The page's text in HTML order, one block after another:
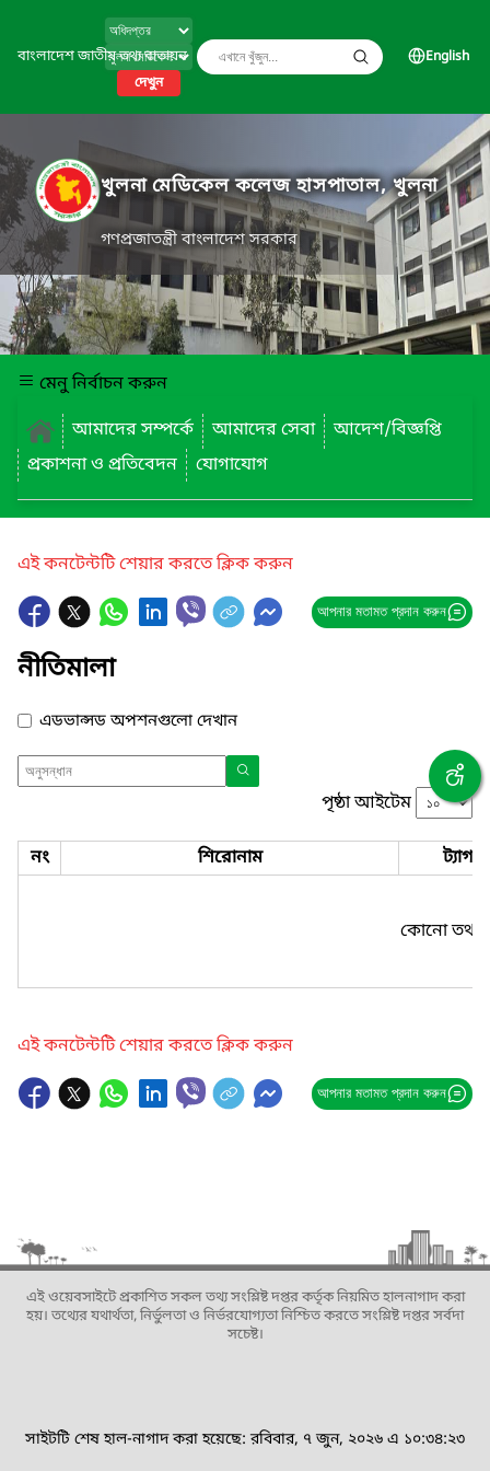
বাংলাদেশ জাতীয় তথ্য বাতায়ন
দেখুন
English
খুলনা মেডিকেল কলেজ হাসপাতাল, খুলনা
গণপ্রজাতন্ত্রী বাংলাদেশ সরকার
মেনু নির্বাচন করুন
আমাদের সম্পর্কে
আমাদের সেবা
আদেশ/বিজ্ঞপ্তি
প্রকাশনা ও প্রতিবেদন
যোগাযোগ
এই কনটেন্টটি শেয়ার করতে ক্লিক করুন
আপনার মতামত প্রদান করুন
নীতিমালা
এডভান্সড অপশনগুলো দেখান
পৃষ্ঠা আইটেম
নং শিরোনাম ট্যাগ
কোনো তথ্য
এই কনটেন্টটি শেয়ার করতে ক্লিক করুন
আপনার মতামত প্রদান করুন
এই ওয়েবসাইটে প্রকাশিত সকল তথ্য সংশ্লিষ্ট দপ্তর কর্তৃক নিয়মিত হালনাগাদ করা
হয়। তথ্যের যথার্থতা, নির্ভুলতা ও নির্ভরযোগ্যতা নিশ্চিত করতে সংশ্লিষ্ট দপ্তর সর্বদা
সচেষ্ট।
সাইটটি শেষ হাল-নাগাদ করা হয়েছে: রবিবার, ৭ জুন, ২০২৬ এ ১০:৩৪:২৩